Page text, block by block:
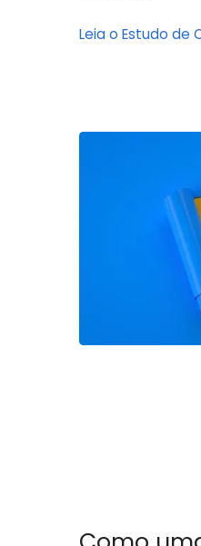
Leia o Estudo de